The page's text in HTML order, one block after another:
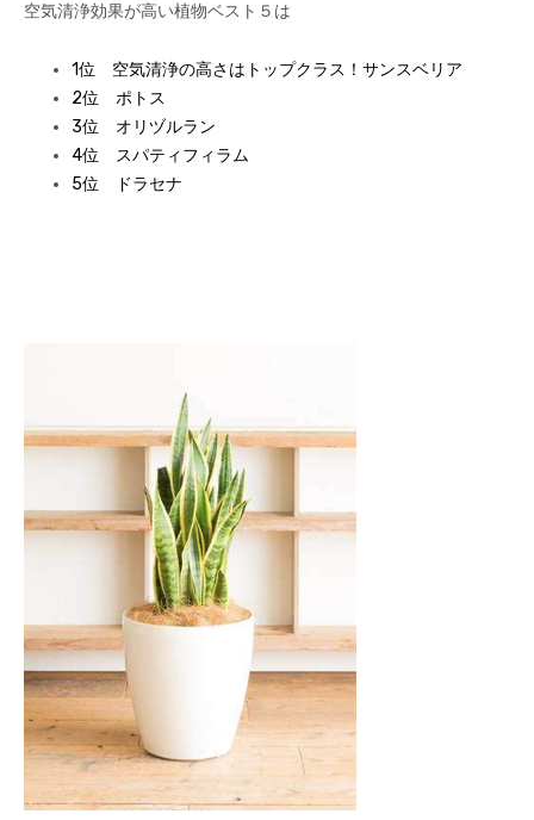
空気清浄効果が高い植物ベスト５は
1位 空気清浄の高さはトップクラス！サンスベリア
2位 ポトス
3位 オリヅルラン
4位 スパティフィラム
5位 ドラセナ